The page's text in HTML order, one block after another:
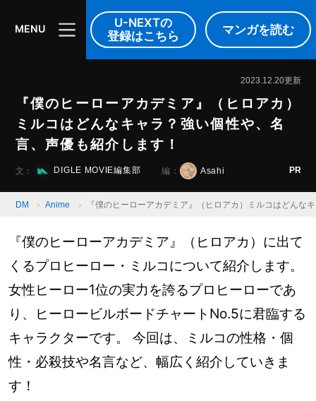
DIGLE MOVIE 音楽
MENU
U-NEXTの
登録はこちら
マンガを読む
2023.12.20更新
『僕のヒーローアカデミア』（ヒロアカ）
ミルコはどんなキャラ？強い個性や、名
言、声優も紹介します！
文： DIGLE MOVIE編集部 編： Asahi PR
DM Anime 『僕のヒーローアカデミア』（ヒロアカ）ミルコはどんな
『僕のヒーローアカデミア』（ヒロアカ）に出て
くるプロヒーロー・ミルコについて紹介します。
女性ヒーロー1位の実力を誇るプロヒーローであ
り、ヒーロービルボードチャートNo.5に君臨する
キャラクターです。 今回は、ミルコの性格・個
性・必殺技や名言など、幅広く紹介していきま
す！